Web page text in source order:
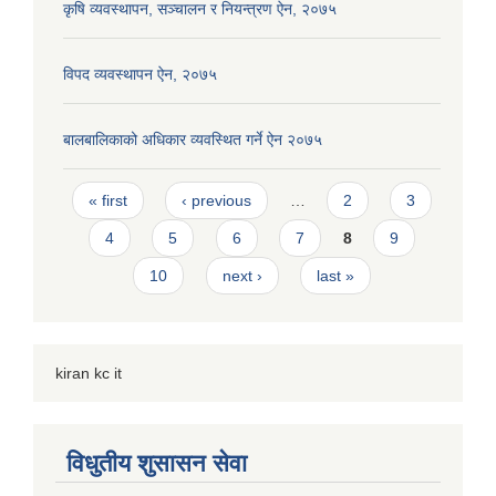
कृषि व्यवस्थापन, सञ्चालन र नियन्त्रण ऐन, २०७५
विपद व्यवस्थापन ऐन, २०७५
बालबालिकाको अधिकार व्यवस्थित गर्ने ऐन २०७५
Pages
« first ‹ previous 2 3
4 5 6 7 8 9
10 next › last »
kiran kc it
विधुतीय शुसासन सेवा